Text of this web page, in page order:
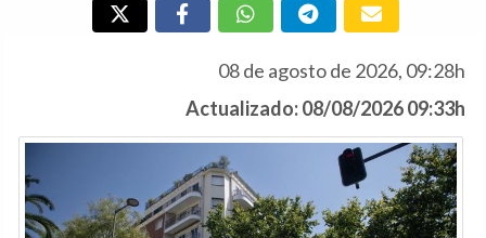
08 de agosto de 2026, 09:28h
Actualizado: 08/08/2026 09:33h